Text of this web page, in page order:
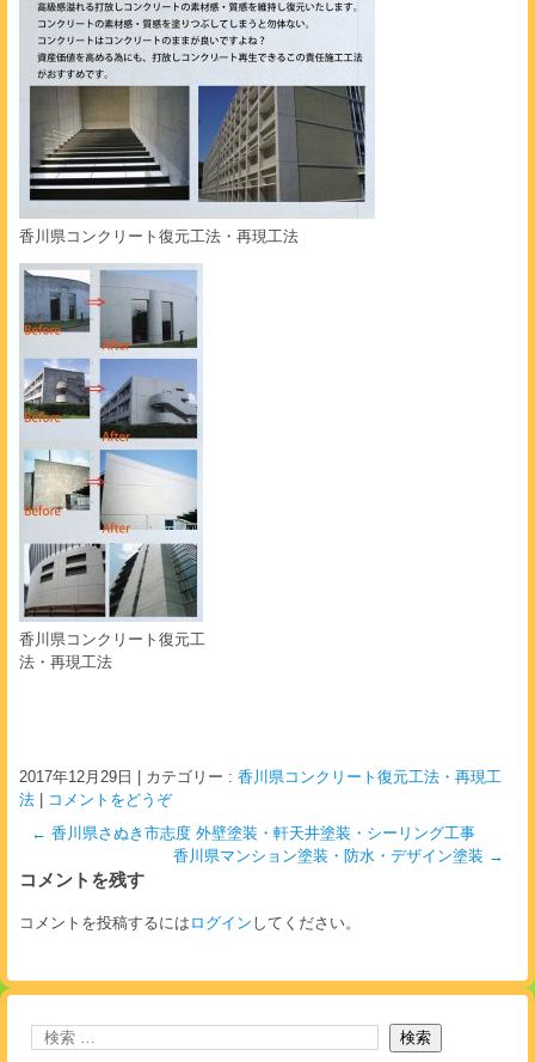
香川県コンクリート復元工法・再現工法
香川県コンクリート復元工
法・再現工法
2017年12月29日 カテゴリー : 香川県コンクリート復元工法・再現工
法
コメントをどうぞ
← 香川県さぬき市志度 外壁塗装・軒天井塗装・シーリング工事
香川県マンション塗装・防水・デザイン塗装 →
コメントを残す
コメントを投稿するには ログイン してください。